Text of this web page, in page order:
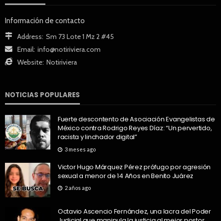
Información de contacto
Address: Sm 73 Lote 1 Mz 2 #45
Email: info@notiriviera.com
Website: Notiriviera
NOTICIAS POPULARES
Fuerte descontento de Asociación Evangelistas de
México contra Rodrigo Reyes Díaz: “Un pervertido,
racista y linchador digital”
3 meses ago
Victor Hugo Márquez Pérez prófugo por agresión
sexual a menor de 14 Años en Benito Juárez
2 años ago
Octavio Ascencio Fernández, una lacra del Poder